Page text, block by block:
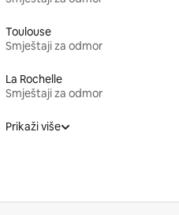
Toulouse
Smještaji za odmor
La Rochelle
Smještaji za odmor
Prikaži više